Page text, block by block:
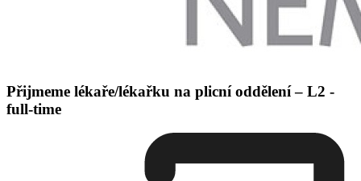
Přijmeme lékaře/lékařku na plicní oddělení – L2 -
full-time